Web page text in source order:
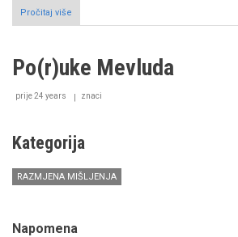
Pročitaj više
Destrukcija
Medine
Po(r)uke Mevluda
prije 24 years znaci
Kategorija
RAZMJENA MIŠLJENJA
Napomena